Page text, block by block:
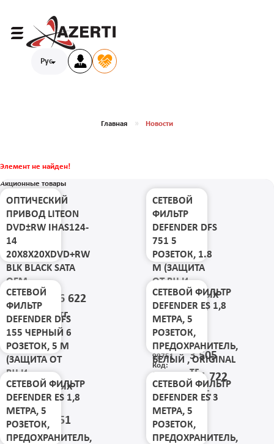
Рус
Главная Новости
Элемент не найден!
Акционные товары
ОПТИЧЕСКИЙ
ПРИВОД LITEON
DVD±RW IHAS124-
14
20X8X20XDVD+RW
BLK BLACK SATA
OEM
IHAS124-14
Код: 17743
6 622
тг.
СЕТЕВОЙ
ФИЛЬТР
DEFENDER DFS
751 5
РОЗЕТОК, 1.8
М (ЗАЩИТА
ОТ ВЧ И
ИМПУЛЬСНЫХ
ПОМЕХ, USB
ЗАРЯДКА
2.1А)
Артикул:
99751
Код:
20642
3 505
тг.
СЕТЕВОЙ
ФИЛЬТР
DEFENDER DFS
155 ЧЕРНЫЙ 6
РОЗЕТОК, 5 М
(ЗАЩИТА ОТ
ВЧ И
ИМПУЛЬСНЫХ
ПОМЕХ)
Артикул:
99496
Код:
16203
3 051
тг.
СЕТЕВОЙ ФИЛЬТР
DEFENDER ES 1,8
МЕТРА, 5
РОЗЕТОК,
ПРЕДОХРАНИТЕЛЬ,
БЕЛЫЙ , ORIGINAL
99481
Код: 14821
1 722
тг.
СЕТЕВОЙ ФИЛЬТР
DEFENDER ES 1,8
МЕТРА, 5
РОЗЕТОК,
ПРЕДОХРАНИТЕЛЬ,
СЕТЕВОЙ ФИЛЬТР
DEFENDER ES 3
МЕТРА, 5
РОЗЕТОК,
ПРЕДОХРАНИТЕЛЬ,